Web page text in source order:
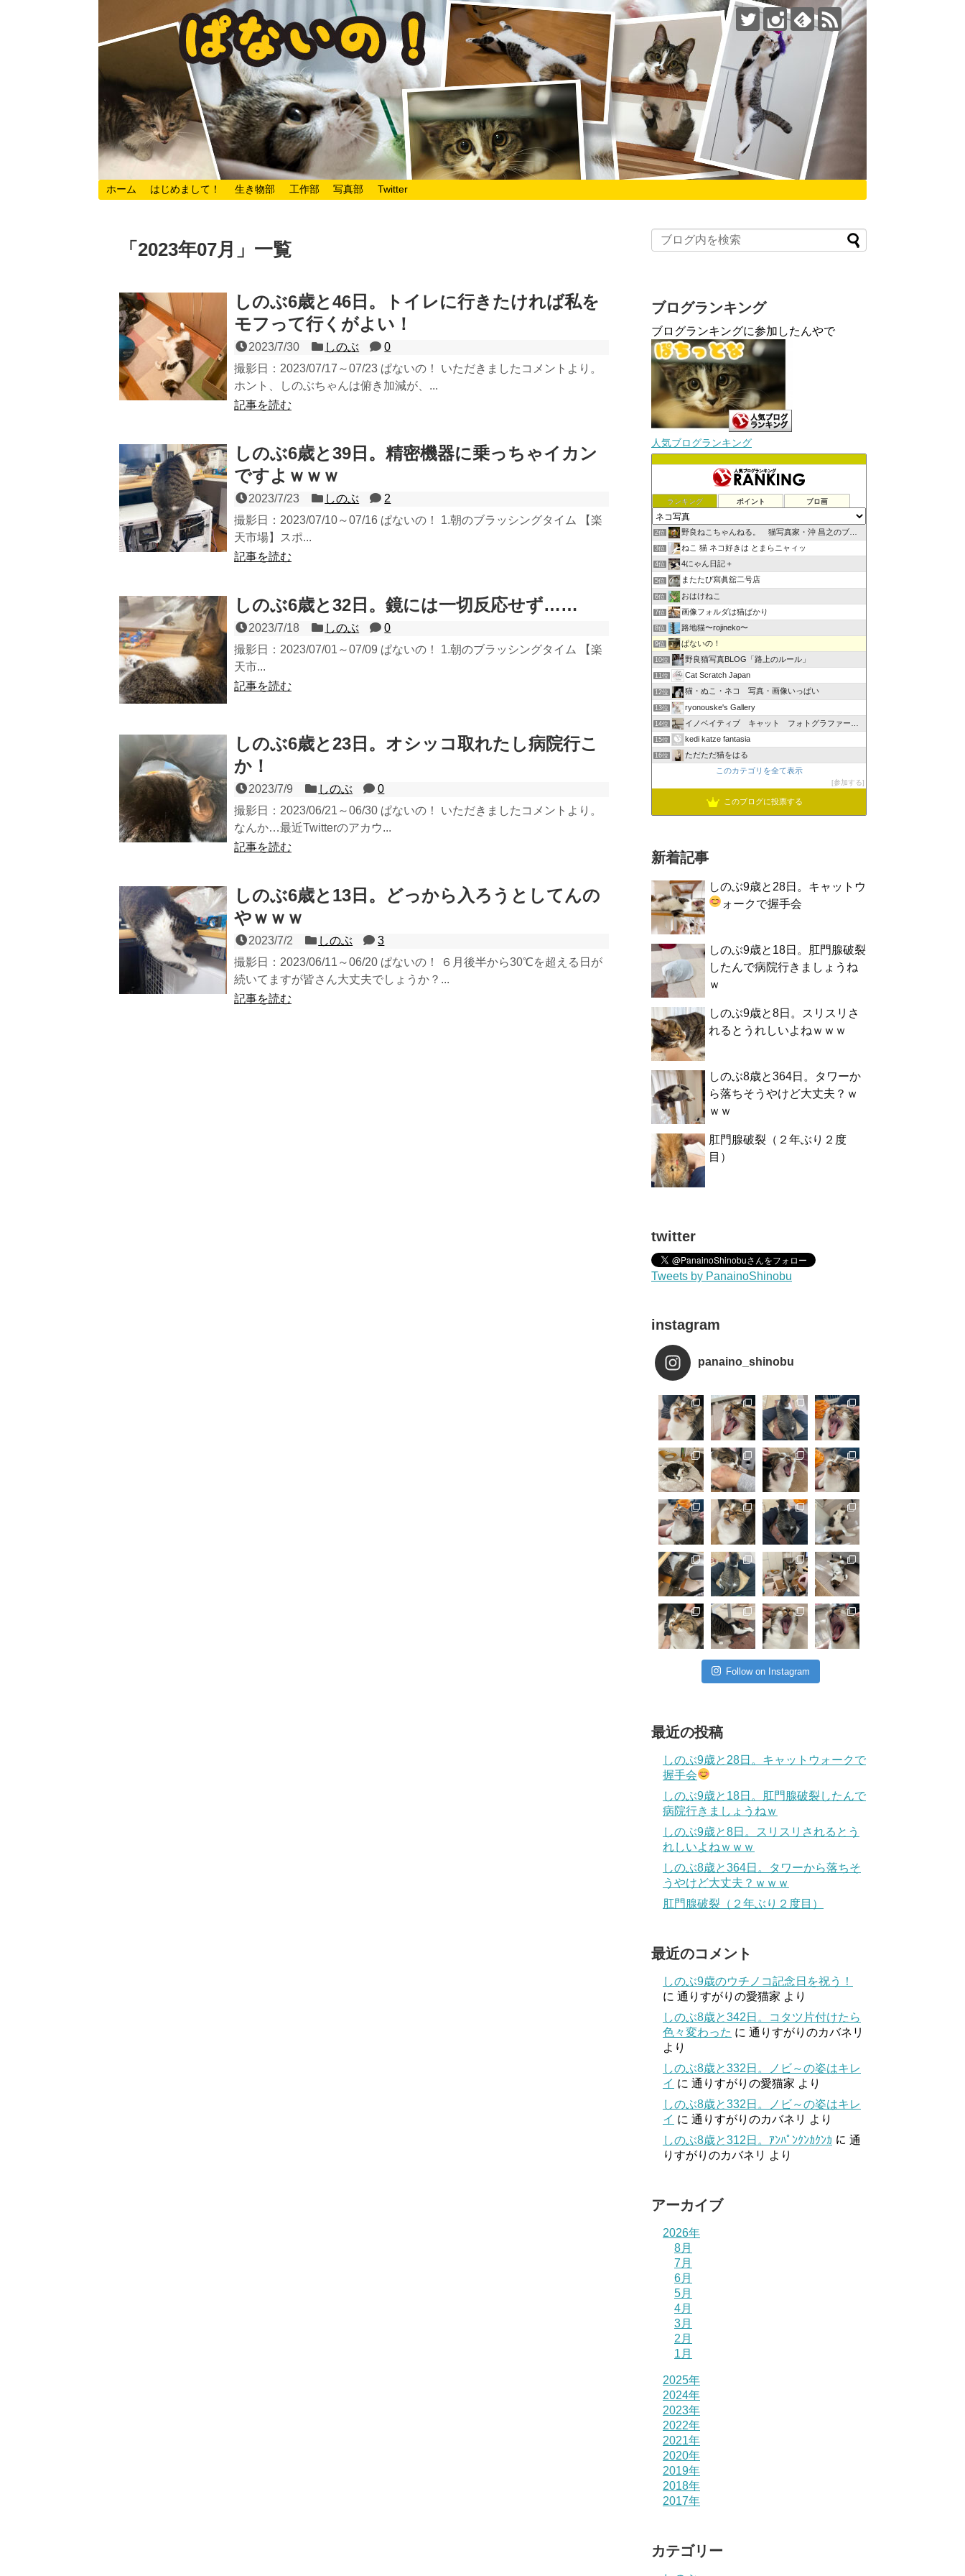
ホーム はじめまして！ 生き物部 工作部 写真部 Twitter
「 2023年07月 」 一覧
しのぶ6歳と46日。トイレに行きたければ私を
モフって行くがよい！
2023/7/30 しのぶ
0
撮影日：2023/07/17～07/23 ぱないの！ いただきましたコメントより。
ホント、しのぶちゃんは俯き加減が、...
記事を読む
しのぶ6歳と39日。精密機器に乗っちゃイカン
ですよｗｗｗ
2023/7/23 しのぶ
2
撮影日：2023/07/10～07/16 ぱないの！ 1.朝のブラッシングタイム 【楽
天市場】スポ...
記事を読む
しのぶ6歳と32日。鏡には一切反応せず……
2023/7/18 しのぶ
0
撮影日：2023/07/01～07/09 ぱないの！ 1.朝のブラッシングタイム 【楽
天市...
記事を読む
しのぶ6歳と23日。オシッコ取れたし病院行こ
か！
2023/7/9 しのぶ
0
撮影日：2023/06/21～06/30 ぱないの！ いただきましたコメントより。
なんか…最近Twitterのアカウ...
記事を読む
しのぶ6歳と13日。どっから入ろうとしてんの
やｗｗｗ
2023/7/2 しのぶ
3
撮影日：2023/06/11～06/20 ぱないの！ ６月後半から30℃を超える日が
続いてますが皆さん大丈夫でしょうか？...
記事を読む
ブログランキング
ブログランキングに参加したんやで
人気ブログランキング
ランキング ポイント ブロ画
2位 野良ねこちゃんねる。 猫写真家・沖 昌之のブログ
3位 ねこ 猫 ネコ好きは とまらニャィッ
4位 4にゃん日記＋
5位 またたび寫眞舘二号店
6位 おはけねこ
7位 画像フォルダは猫ばかり
8位 路地猫〜rojineko〜
9位 ぱないの！
10位 野良猫写真BLOG「路上のルール」
11位 Cat Scratch Japan
12位 猫・ぬこ・ネコ 写真・画像いっぱい
13位 ryonouske's Gallery
14位 イノベイティブ キャット フォトグラファーズ グループ
15位 kedi katze fantasia
16位
ただただ猫をはる
このカテゴリを全て表示
参加する
このブログに投票する
新着記事
しのぶ9歳と28日。キャットウ
ォークで握手会
しのぶ9歳と18日。肛門腺破裂
したんで病院行きましょうね
ｗ
しのぶ9歳と8日。スリスリさ
れるとうれしいよねｗｗｗ
しのぶ8歳と364日。タワーか
ら落ちそうやけど大丈夫？ｗ
ｗｗ
肛門腺破裂（２年ぶり２度
目）
twitter
Tweets by PanainoShinobu
instagram
panaino_shinobu
Follow on Instagram
最近の投稿
しのぶ9歳と28日。キャットウォークで
握手会
しのぶ9歳と18日。肛門腺破裂したんで
病院行きましょうねｗ
しのぶ9歳と8日。スリスリされるとう
れしいよねｗｗｗ
しのぶ8歳と364日。タワーから落ちそ
うやけど大丈夫？ｗｗｗ
肛門腺破裂（２年ぶり２度目）
最近のコメント
しのぶ9歳のウチノコ記念日を祝う！
に 通りすがりの愛猫家 より
しのぶ8歳と342日。コタツ片付けたら
色々変わった に 通りすがりのカバネリ
より
しのぶ8歳と332日。ノビ～の姿はキレ
イ に 通りすがりの愛猫家 より
しのぶ8歳と332日。ノビ～の姿はキレ
イ に 通りすがりのカバネリ より
しのぶ8歳と312日。ｱﾝﾊﾟﾝｸﾝｶｸﾝｶ に 通
りすがりのカバネリ より
アーカイブ
2026年
8月
7月
6月
5月
4月
3月
2月
1月
2025年
2024年
2023年
2022年
2021年
2020年
2019年
2018年
2017年
カテゴリー